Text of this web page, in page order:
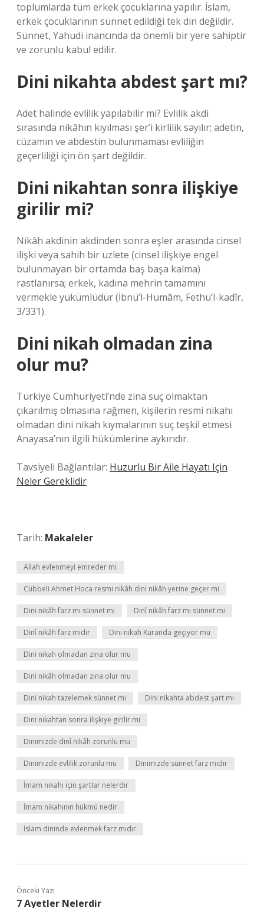
toplumlarda tüm erkek çocuklarına yapılır. İslam,
erkek çocuklarının sünnet edildiği tek din değildir.
Sünnet, Yahudi inancında da önemli bir yere sahiptir
ve zorunlu kabul edilir.
Dini nikahta abdest şart mı?
Adet halinde evlilik yapılabilir mi? Evlilik akdi
sırasında nikâhın kıyılması şer’i kirlilik sayılır; adetin,
cüzamın ve abdestin bulunmaması evliliğin
geçerliliği için ön şart değildir.
Dini nikahtan sonra ilişkiye
girilir mi?
Nikâh akdinin akdinden sonra eşler arasında cinsel
ilişki veya sahih bir uzlete (cinsel ilişkiye engel
bulunmayan bir ortamda baş başa kalma)
rastlanırsa; erkek, kadına mehrin tamamını
vermekle yükümlüdür (İbnü’l-Hümâm, Fethü’l-kadîr,
3/331).
Dini nikah olmadan zina
olur mu?
Türkiye Cumhuriyeti’nde zina suç olmaktan
çıkarılmış olmasına rağmen, kişilerin resmi nikahı
olmadan dini nikah kıymalarının suç teşkil etmesi
Anayasa’nın ilgili hükümlerine aykırıdır.
Tavsiyeli Bağlantılar: Huzurlu Bir Aile Hayatı Için
Neler Gereklidir
Tarih: Makaleler
Allah evlenmeyi emreder mi
Cübbeli Ahmet Hoca resmi nikâh dini nikâh yerine geçer mi
Dini nikâh farz mı sünnet mi Dinî nikâh farz mı sünnet mi
Dinî nikâh farz mıdır Dini nikah Kuranda geçiyor mu
Dini nikah olmadan zina olur mu
Dini nikâh olmadan zina olur mu
Dini nikah tazelemek sünnet mi Dini nikahta abdest şart mı
Dini nikahtan sonra ilişkiye girilir mi
Dinimizde dinî nikâh zorunlu mu
Dinimizde evlilik zorunlu mu Dinimizde sünnet farz mıdır
İmam nikahı için şartlar nelerdir
İmam nikahının hükmü nedir
İslam dininde evlenmek farz mıdır
Önceki Yazı
7 Ayetler Nelerdir